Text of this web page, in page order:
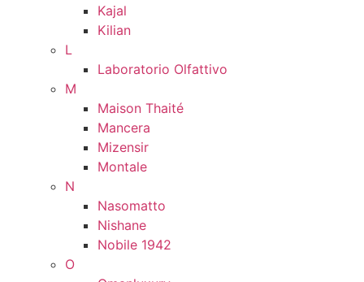
Kajal
Kilian
L
Laboratorio Olfattivo
M
Maison Thaité
Mancera
Mizensir
Montale
N
Nasomatto
Nishane
Nobile 1942
O